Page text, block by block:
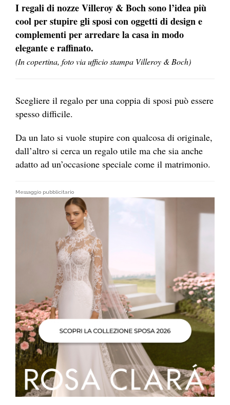
I regali di nozze Villeroy & Boch sono l’idea più
cool per stupire gli sposi con oggetti di design e
complementi per arredare la casa in modo
elegante e raffinato.
(In copertina, foto via ufficio stampa Villeroy & Boch)
Scegliere il regalo per una coppia di sposi può essere
spesso difficile.
Da un lato si vuole stupire con qualcosa di originale,
dall’altro si cerca un regalo utile ma che sia anche
adatto ad un’occasione speciale come il matrimonio.
Messaggio pubblicitario